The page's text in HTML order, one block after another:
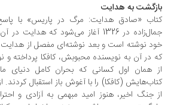
به هدایت
«صادق هدایت: مرگ در پاریس» با پاسخ
جمال‌زاده در 1326 آغاز می‌شود که هدایت در آن
در آن به نویسنده محبوبش، کافکا پرداخته و نوشته
همان اول کسانی که بحران کامل دنیای ما را
(کافکا) را با آغوش باز استقبال کردند. از
جنگ اخیر، هنوز امید مبهمی به آزادی و احترام